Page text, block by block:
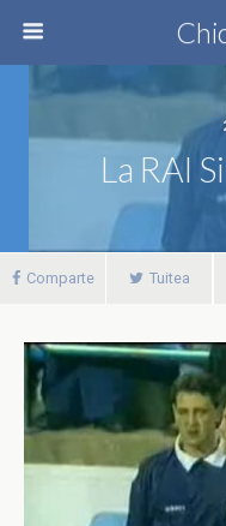
La RAI
Comparte Tuitea